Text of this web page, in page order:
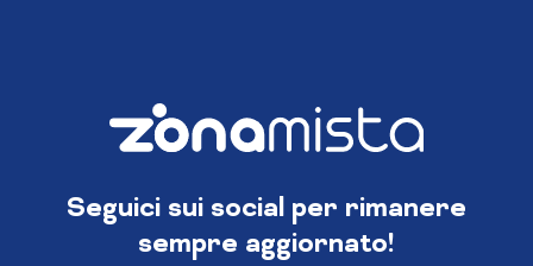
Seguici sui social per rimanere
sempre aggiornato!